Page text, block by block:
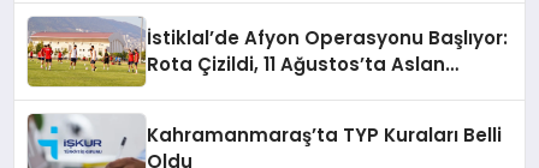
İstiklal’de Afyon Operasyonu Başlıyor:
Rota Çizildi, 11 Ağustos’ta Aslan
Kahramanmaraş’ta TYP Kuraları Belli
Oldu